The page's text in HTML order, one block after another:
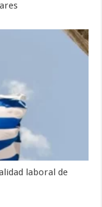
laboral de